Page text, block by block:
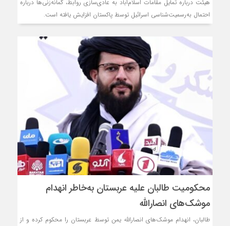
هیئت درباره تمایل مقامات اسلام‌آباد به عادی‌سازی روابط، گمانه‌زنی‌ها درباره
احتمال به‌رسمیت‌شناسی اسرائیل توسط پاکستان افزایش یافته است.
محکومیت طالبان علیه عربستان به‌خاطر انهدام
موشک‌های انصارالله
طالبان، انهدام موشک‌های انصارالله یمن توسط عربستان را محکوم کرده و از